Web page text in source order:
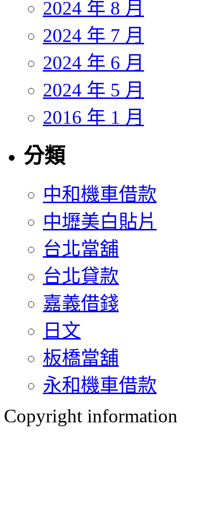
2024 年 8 月
2024 年 7 月
2024 年 6 月
2024 年 5 月
2016 年 1 月
分類
中和機車借款
中壢美白貼片
台北當舖
台北貸款
嘉義借錢
日文
板橋當舖
永和機車借款
Copyright information